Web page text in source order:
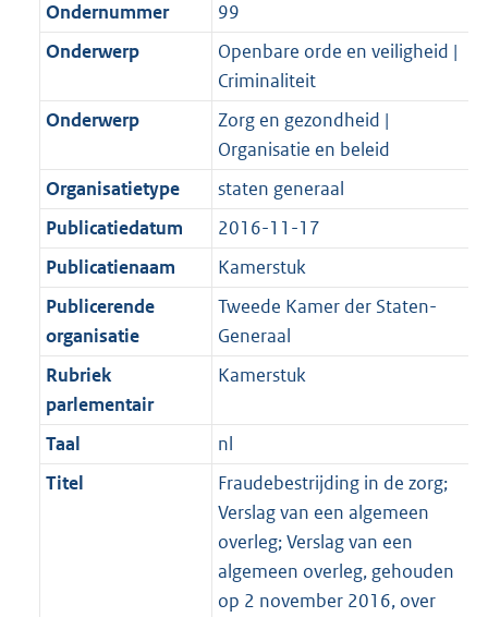
Ondernummer
99
Onderwerp
Openbare orde en veiligheid |
Criminaliteit
Onderwerp
Zorg en gezondheid |
Organisatie en beleid
Organisatietype
staten generaal
Publicatiedatum
2016-11-17
Publicatienaam
Kamerstuk
Publicerende
organisatie
Tweede Kamer der Staten-
Generaal
Rubriek
parlementair
Kamerstuk
Taal
nl
Titel
Fraudebestrijding in de zorg;
Verslag van een algemeen
overleg; Verslag van een
algemeen overleg, gehouden
op 2 november 2016, over